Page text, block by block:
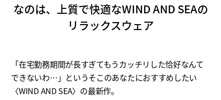
なのは、上質で快適なWIND AND SEAの
リラックスウェア
「在宅勤務期間が長すぎてもうカッチリした恰好なんて
できないわ…」というそこのあなたにおすすめしたい
〈WIND AND SEA〉の最新作。